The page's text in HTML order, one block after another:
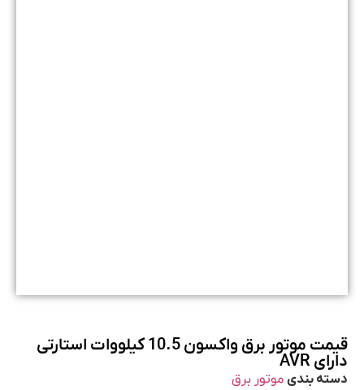
قیمت موتور برق واکسون 10.5 کیلووات استارتی
دارای AVR
دسته بندی موتور برق